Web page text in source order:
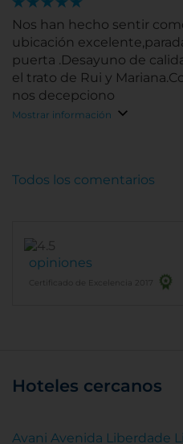
Nos han hecho sentir
ubicación excelente,parada linea azul en la misma
puerta .Desayuno de
el trato de Rui y
nos decepciono
Mostrar información
opiniones
Certificado de Excelencia 2017
Todos los comentarios
Hoteles cercanos
Avani Avenida Liberdade